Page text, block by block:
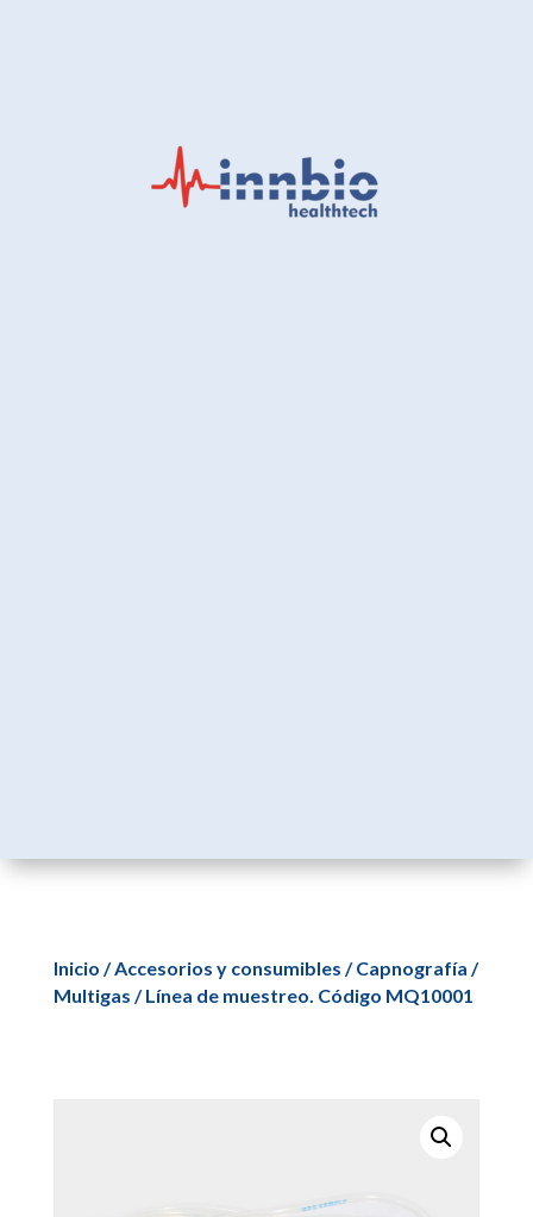
Inicio /Accesorios y consumibles /Capnografía /
Multigas / Línea de muestreo. Código MQ10001